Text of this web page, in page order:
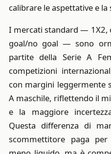
calibrare le aspettative e
I mercati standard — 1X2,
goal/no goal — sono
partite della Serie A
competizioni
con margini leggermente
A maschile, riflettendo il
e la maggiore
Questa differenza di
scommettitore paga